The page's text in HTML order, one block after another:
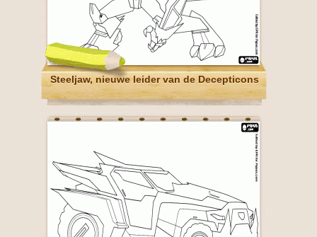
Steeljaw, nieuwe leider van de Decepticons